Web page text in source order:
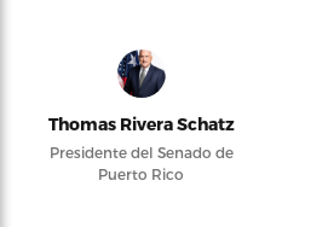
Thomas Rivera Schatz
Presidente del Senado de
Puerto Rico